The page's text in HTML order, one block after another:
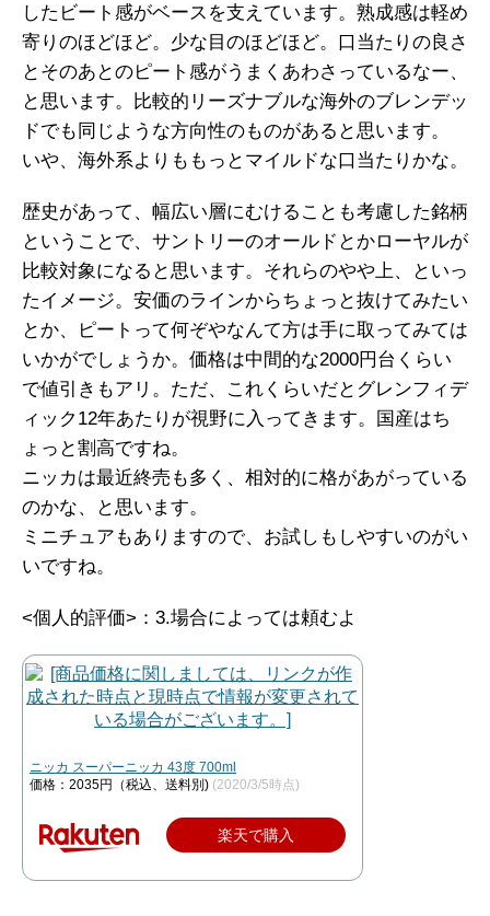
したビート感がベースを支えています。熟成感は軽め
寄りのほどほど。少な目のほどほど。口当たりの良さ
とそのあとのピート感がうまくあわさっているなー、
と思います。比較的リーズナブルな海外のブレンデッ
ドでも同じような方向性のものがあると思います。
いや、海外系よりももっとマイルドな口当たりかな。
歴史があって、幅広い層にむけることも考慮した銘柄
ということで、サントリーのオールドとかローヤルが
比較対象になると思います。それらのやや上、といっ
たイメージ。安価のラインからちょっと抜けてみたい
とか、ピートって何ぞやなんて方は手に取ってみては
いかがでしょうか。価格は中間的な2000円台くらい
で値引きもアリ。ただ、これくらいだとグレンフィデ
ィック12年あたりが視野に入ってきます。国産はち
ょっと割高ですね。
ニッカは最近終売も多く、相対的に格があがっている
のかな、と思います。
ミニチュアもありますので、お試しもしやすいのがい
いですね。
<個人的評価>：3.場合によっては頼むよ
ニッカ スーパーニッカ 43度 700ml
価格：2035円（税込、送料別) (2020/3/5時点)
楽天で購入